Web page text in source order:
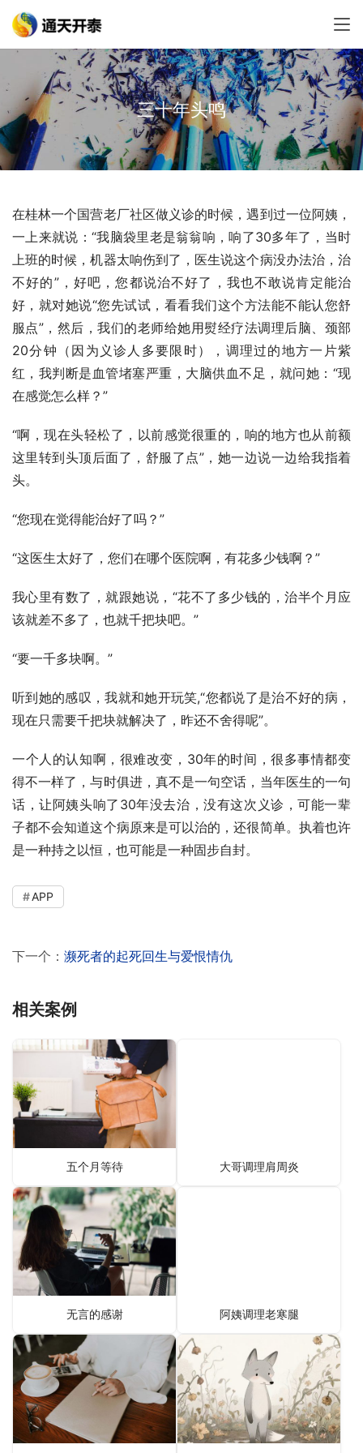
三十年头鸣
在桂林一个国营老厂社区做义诊的时候，遇到过一位阿姨，
一上来就说：“我脑袋里老是翁翁响，响了30多年了，当时
上班的时候，机器太响伤到了，医生说这个病没办法治，治
不好的”，好吧，您都说治不好了，我也不敢说肯定能治
好，就对她说“您先试试，看看我们这个方法能不能认您舒
服点”，然后，我们的老师给她用熨经疗法调理后脑、颈部
20分钟（因为义诊人多要限时），调理过的地方一片紫
红，我判断是血管堵塞严重，大脑供血不足，就问她：“现
在感觉怎么样？”
“啊，现在头轻松了，以前感觉很重的，响的地方也从前额
这里转到头顶后面了，舒服了点”，她一边说一边给我指着
头。
“您现在觉得能治好了吗？”
“这医生太好了，您们在哪个医院啊，有花多少钱啊？”
我心里有数了，就跟她说，“花不了多少钱的，治半个月应
该就差不多了，也就千把块吧。”
“要一千多块啊。”
听到她的感叹，我就和她开玩笑,“您都说了是治不好的病，
现在只需要千把块就解决了，昨还不舍得呢”。
一个人的认知啊，很难改变，30年的时间，很多事情都变
得不一样了，与时俱进，真不是一句空话，当年医生的一句
话，让阿姨头响了30年没去治，没有这次义诊，可能一辈
子都不会知道这个病原来是可以治的，还很简单。执着也许
是一种持之以恒，也可能是一种固步自封。
APP
下一个： 濒死者的起死回生与爱恨情仇
相关案例
五个月等待 大哥调理肩周炎
无言的感谢 阿姨调理老寒腿